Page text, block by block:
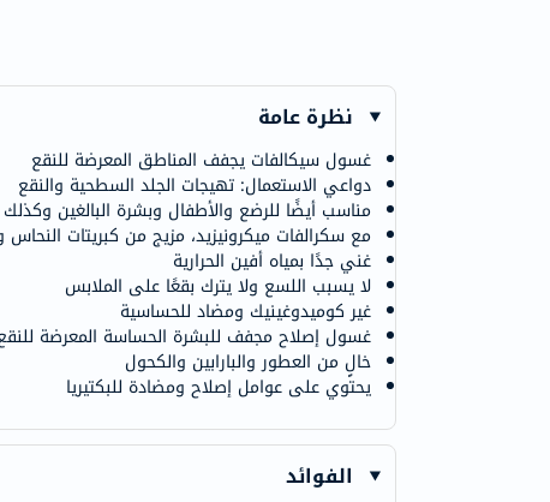
نظرة عامة
غسول سيكالفات يجفف المناطق المعرضة للنقع
دواعي الاستعمال: تهيجات الجلد السطحية والنقع
مناسب أيضًا للرضع والأطفال وبشرة البالغين وكذلك
مع سكرالفات ميكرونيزيد، مزيج من كبريتات النحاس
غني جدًا بمياه أفين الحرارية
لا يسبب اللسع ولا يترك بقعًا على الملابس
غير كوميدوغينيك ومضاد للحساسية
غسول إصلاح مجفف للبشرة الحساسة المعرضة
خالٍ من العطور والبارابين والكحول
يحتوي على عوامل إصلاح ومضادة للبكتيريا
الفوائد